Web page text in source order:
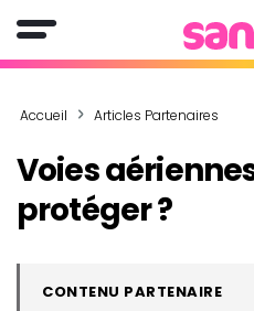
Accueil Articles Partenaires
Voies
protéger ?
CONTENU PARTENAIRE